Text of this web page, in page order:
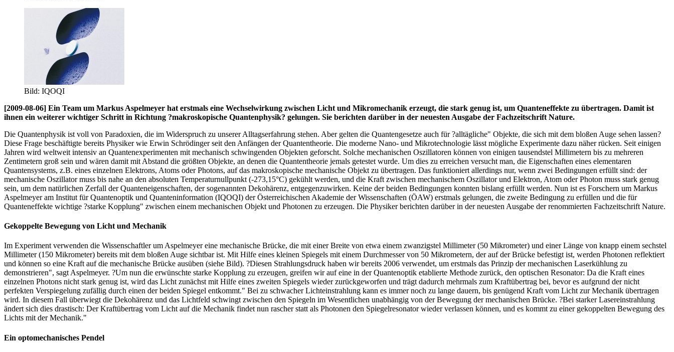
Bild: IQOQI
[2009-08-06] Ein Team um Markus Aspelmeyer hat erstmals eine Wechselwirkung zwischen Licht und Mikromechanik erzeugt, die stark genug ist, um Quanteneffekte zu übertragen. Damit ist
ihnen ein weiterer wichtiger Schritt in Richtung ?makroskopische Quantenphysik? gelungen. Sie berichten darüber in der neuesten Ausgabe der Fachzeitschrift Nature.
Die Quantenphysik ist voll von Paradoxien, die im Widerspruch zu unserer Alltagserfahrung stehen. Aber gelten die Quantengesetze auch für ?alltägliche" Objekte, die sich mit dem bloßen Auge sehen lassen?
Diese Frage beschäftigte bereits Physiker wie Erwin Schrödinger seit den Anfängen der Quantentheorie. Die moderne Nano- und Mikrotechnologie lässt mögliche Experimente dazu näher rücken. Seit einigen
Jahren wird weltweit intensiv an Quantenexperimenten mit mechanisch schwingenden Objekten geforscht. Solche mechanischen Oszillatoren können von einigen tausendstel Millimetern bis zu mehreren
Zentimetern groß sein und wären damit mit Abstand die größten Objekte, an denen die Quantentheorie jemals getestet wurde. Um dies zu erreichen versucht man, die Eigenschaften eines elementaren
Quantensystems, z.B. eines einzelnen Elektrons, Atoms oder Photons, auf das makroskopische mechanische Objekt zu übertragen. Das funktioniert allerdings nur, wenn zwei Bedingungen erfüllt sind: der
mechanische Oszillator muss bis nahe an den absoluten Temperaturnullpunkt (-273,15°C) gekühlt werden, und die Kraft zwischen mechanischem Oszillator und Elektron, Atom oder Photon muss stark genug
sein, um dem natürlichen Zerfall der Quanteneigenschaften, der sogenannten Dekohärenz, entgegenzuwirken. Keine der beiden Bedingungen konnten bislang erfüllt werden. Nun ist es Forschern um Markus
Aspelmeyer am Institut für Quantenoptik und Quanteninformation (IQOQI) der Österreichischen Akademie der Wissenschaften (ÖAW) erstmals gelungen, die zweite Bedingung zu erfüllen und die für
Quanteneffekte wichtige ?starke Kopplung" zwischen einem mechanischen Objekt und Photonen zu erzeugen. Die Physiker berichten darüber in der neuesten Ausgabe der renommierten Fachzeitschrift Nature.
Gekoppelte Bewegung von Licht und Mechanik
Im Experiment verwenden die Wissenschaftler um Aspelmeyer eine mechanische Brücke, die mit einer Breite von etwa einem zwanzigstel Millimeter (50 Mikrometer) und einer Länge von knapp einem sechstel
Millimeter (150 Mikrometer) bereits mit dem bloßen Auge sichtbar ist. Mit Hilfe eines kleinen Spiegels mit einem Durchmesser von 50 Mikrometern, der auf der Brücke befestigt ist, werden Photonen reflektiert
und können so eine Kraft auf die mechanische Brücke ausüben (siehe Bild). ?Diesen Strahlungsdruck haben wir bereits 2006 verwendet, um erstmals das Prinzip der mechanischen Laserkühlung zu
demonstrieren", sagt Aspelmeyer. ?Um nun die erwünschte starke Kopplung zu erzeugen, greifen wir auf eine in der Quantenoptik etablierte Methode zurück, den optischen Resonator: Da die Kraft eines
einzelnen Photons nicht stark genug ist, wird das Licht zunächst mit Hilfe eines zweiten Spiegels wieder zurückgeworfen und trägt dadurch mehrmals zum Kraftübertrag bei, bevor es aufgrund der nicht
perfekten Verspiegelung zufällig durch einen der beiden Spiegel entkommt." Bei zu schwacher Lichteinstrahlung kann es immer noch zu lange dauern, bis genügend Kraft vom Licht zur Mechanik übertragen
wird. In diesem Fall überwiegt die Dekohärenz und das Lichtfeld schwingt zwischen den Spiegeln im Wesentlichen unabhängig von der Bewegung der mechanischen Brücke. ?Bei starker Lasereinstrahlung
ändert sich dies drastisch: Der Kraftübertrag vom Licht auf die Mechanik findet nun rascher statt als Photonen den Spiegelresonator wieder verlassen können, und es kommt zu einer gekoppelten Bewegung des
Lichts mit der Mechanik."
Ein optomechanisches Pendel